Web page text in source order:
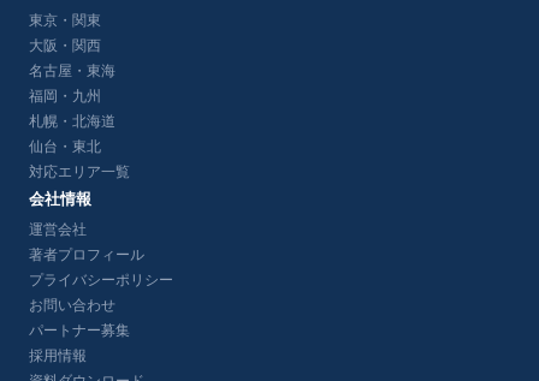
東京・関東
大阪・関西
名古屋・東海
福岡・九州
札幌・北海道
仙台・東北
対応エリア一覧
会社情報
運営会社
著者プロフィール
プライバシーポリシー
お問い合わせ
パートナー募集
採用情報